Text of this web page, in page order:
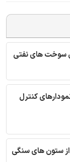
سوخت های نفتی
کنترل
ستون های سنگی